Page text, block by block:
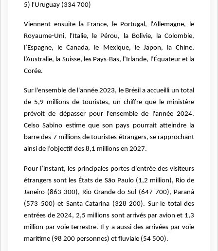
5) l'Uruguay (334 700)
Viennent ensuite la France, le Portugal, l'Allemagne, le
Royaume-Uni, l'Italie, le Pérou, la Bolivie, la Colombie,
l’Espagne, le Canada, le Mexique, le Japon, la Chine,
l’Australie, la Suisse, les Pays-Bas, l’Irlande, l’Équateur et la
Corée.
Sur l'ensemble de l'année 2023, le Brésil a accueilli un total
de 5,9 millions de touristes, un chiffre que le ministère
prévoit de dépasser pour l'ensemble de l'année 2024.
Celso Sabino estime que son pays pourrait atteindre la
barre des 7 millions de touristes étrangers, se rapprochant
ainsi de l’objectif des 8,1 millions en 2027.
Pour l’instant, les principales portes d'entrée des visiteurs
étrangers sont les États de São Paulo (1,2 million), Rio de
Janeiro (863 300), Rio Grande do Sul (647 700), Paraná
(573 500) et Santa Catarina (328 200). Sur le total des
entrées de 2024, 2,5 millions sont arrivés par avion et 1,3
million par voie terrestre. Il y a aussi des arrivées par voie
maritime (98 200 personnes) et fluviale (54 500).